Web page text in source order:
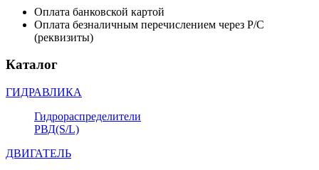
Оплата банковской картой
Оплата безналичным перечислением через Р/С
(реквизиты)
Каталог
ГИДРАВЛИКА
Гидрораспределители
РВД(S/L)
ДВИГАТЕЛЬ